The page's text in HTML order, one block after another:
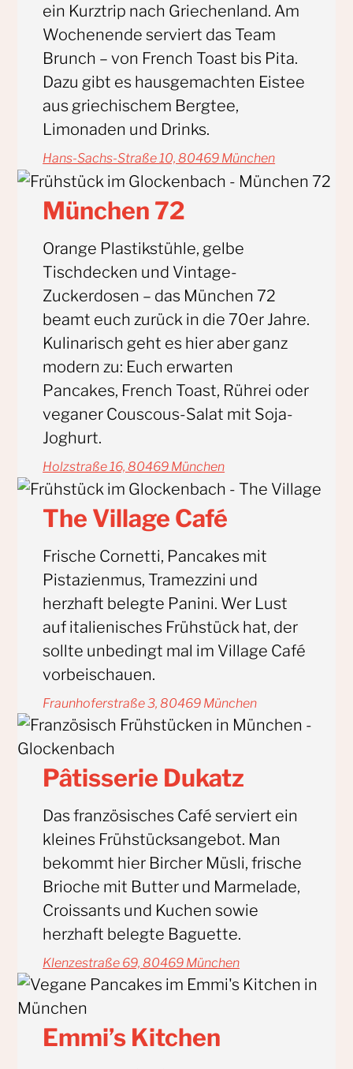
ein Kurztrip nach Griechenland. Am
Wochenende serviert das Team
Brunch – von French Toast bis Pita.
Dazu gibt es hausgemachten Eistee
aus griechischem Bergtee,
Limonaden und Drinks.
Hans-Sachs-Straße 10, 80469 München
München 72
Orange Plastikstühle, gelbe
Tischdecken und Vintage-
Zuckerdosen – das München 72
beamt euch zurück in die 70er Jahre.
Kulinarisch geht es hier aber ganz
modern zu: Euch erwarten
Pancakes, French Toast, Rührei oder
veganer Couscous-Salat mit Soja-
Joghurt.
Holzstraße 16, 80469 München
The Village Café
Frische Cornetti, Pancakes mit
Pistazienmus, Tramezzini und
herzhaft belegte Panini. Wer Lust
auf italienisches Frühstück hat, der
sollte unbedingt mal im Village Café
vorbeischauen.
Fraunhoferstraße 3, 80469 München
Pâtisserie Dukatz
Das französisches Café serviert ein
kleines Frühstücksangebot. Man
bekommt hier Bircher Müsli, frische
Brioche mit Butter und Marmelade,
Croissants und Kuchen sowie
herzhaft belegte Baguette.
Klenzestraße 69, 80469 München
Emmi’s Kitchen